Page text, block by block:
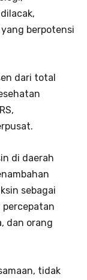
berpotensi
dari total
di daerah
sebagai
percepatan
dan orang
tidak